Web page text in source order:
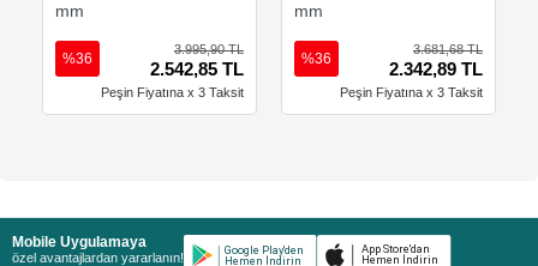
mm
3.995,90 TL
2.542,85 TL
%36
Peşin Fiyatına x 3 Taksit
mm
3.681,68 TL
2.342,89 TL
%36
Peşin Fiyatına x 3 Taksit
Mobile Uygulamaya
özel avantajlardan yararlanın!